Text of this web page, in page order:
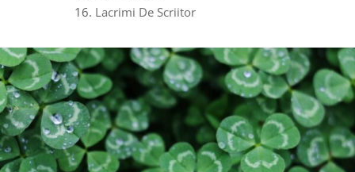
Lacrimi De Scriitor